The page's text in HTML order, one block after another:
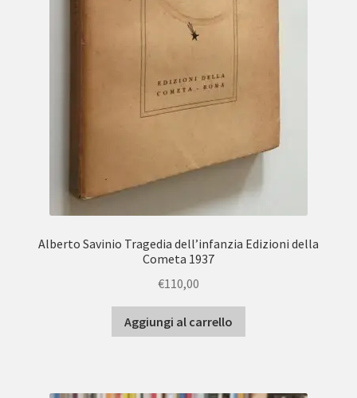
Alberto Savinio Tragedia dell’infanzia Edizioni della
Cometa 1937
€110,00
Aggiungi al carrello